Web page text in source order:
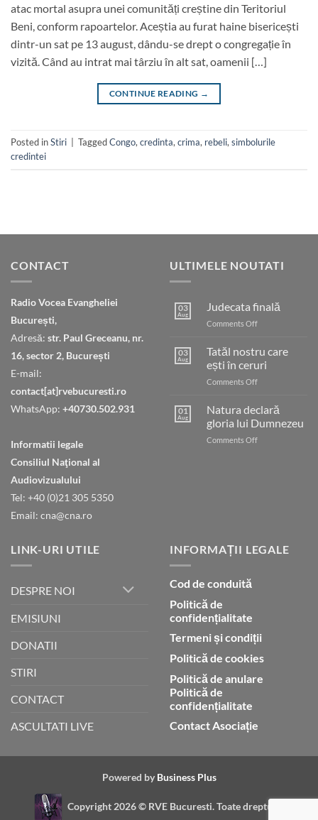
atac mortal asupra unei comunități creștine din Teritoriul
Beni, conform rapoartelor. Aceștia au furat haine bisericești
dintr-un sat pe 13 august, dându-se drept o congregație în
vizită. Când au intrat mai târziu în alt sat, oamenii […]
CONTINUE READING →
Posted inStiri TaggedCongo, credinta, crima, rebeli, simbolurile
credintei
CONTACT
Radio Vocea Evangheliei
București,
Adresă: str. Paul Greceanu, nr.
16, sector 2, București
E-mail:
contact[at]rvebucuresti.ro
WhatsApp: +40730.502.931
Informatii legale
Consiliul Naţional al
Audiovizualului
Tel: +40 (0)21 305 5350
Email: cna@cna.ro
ULTIMELE NOUTATI
03
Aug
Judecata finală
Comments Offon
03
Aug
Tatăl nostru care
ești în ceruri
Comments Offon
nostru
care
ești
în
01
Aug
Natura declară
gloria lui Dumnezeu
Comments Offon
LINK-URI UTILE
DESPRE NOI
EMISIUNI
DONATII
STIRI
CONTACT
ASCULTATI LIVE
INFORMAȚII LEGALE
Cod de conduită
Politică de
confidențialitate
Termeni și condiții
Politică de cookies
Politică de anulare
Politică de
confidențialitate
Contact Asociație
Powered by Business Plus
Copyright 2026 © RVE Bucuresti. Toate drepturile